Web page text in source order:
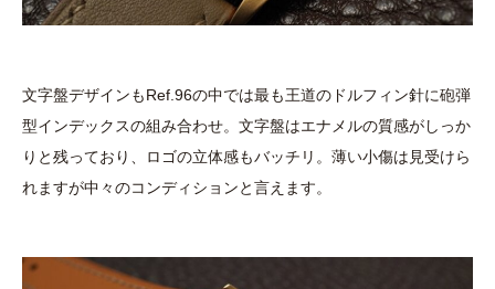
文字盤デザインもRef.96の中では最も王道のドルフィン針に砲弾
型インデックスの組み合わせ。文字盤はエナメルの質感がしっか
りと残っており、ロゴの立体感もバッチリ。薄い小傷は見受けら
れますが中々のコンディションと言えます。